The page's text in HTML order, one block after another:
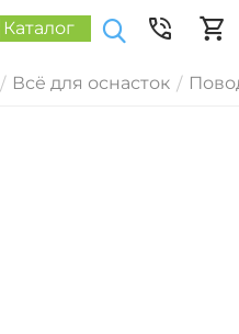
Каталог
/ Всё для оснасток /